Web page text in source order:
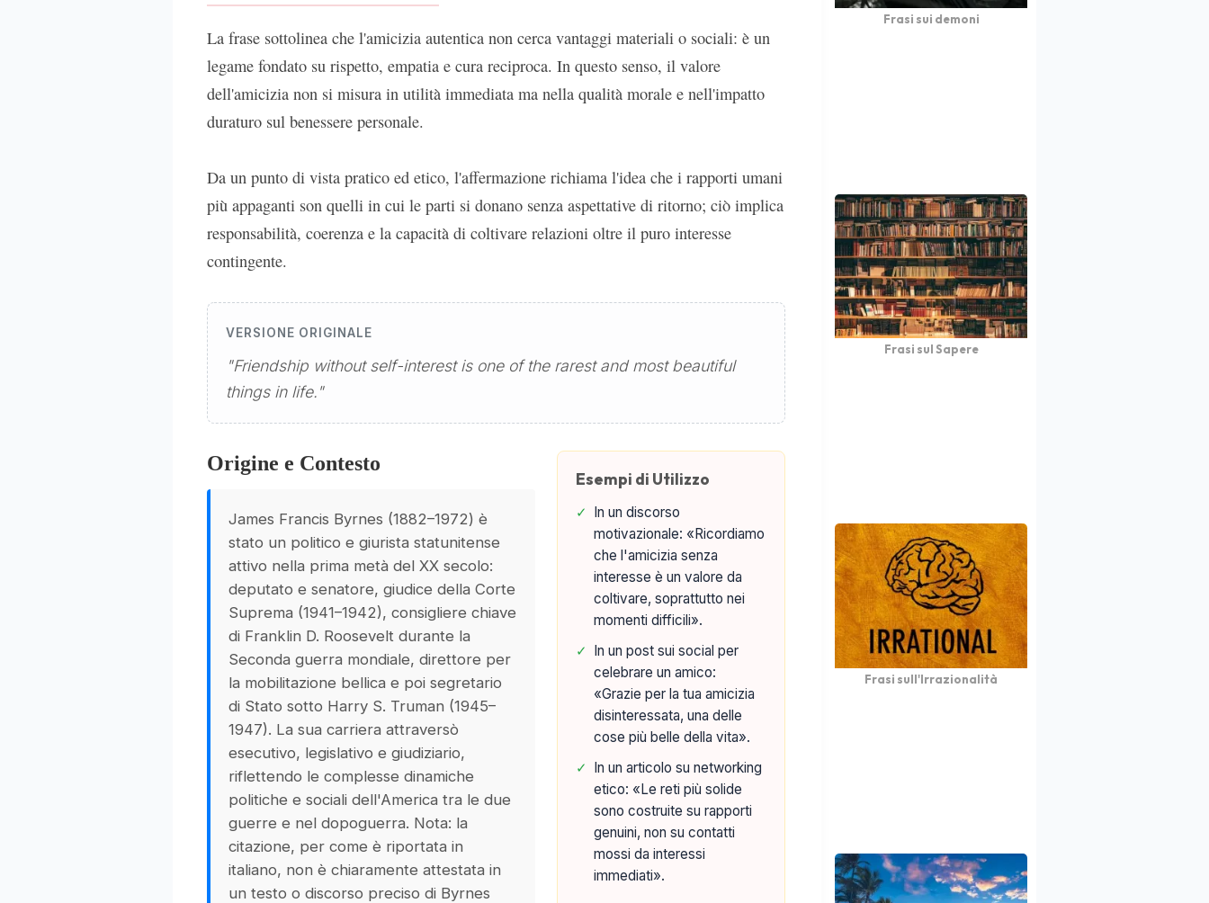
La frase sottolinea che l'amicizia autentica non cerca vantaggi materiali o sociali: è un
legame fondato su rispetto, empatia e cura reciproca. In questo senso, il valore
dell'amicizia non si misura in utilità immediata ma nella qualità morale e nell'impatto
duraturo sul benessere personale.
Da un punto di vista pratico ed etico, l'affermazione richiama l'idea che i rapporti umani
più appaganti son quelli in cui le parti si donano senza aspettative di ritorno; ciò implica
responsabilità, coerenza e la capacità di coltivare relazioni oltre il puro interesse
contingente.
VERSIONE ORIGINALE
"Friendship without self-interest is one of the rarest and most beautiful
things in life."
Origine e Contesto
James Francis Byrnes (1882–1972) è
stato un politico e giurista statunitense
attivo nella prima metà del XX secolo:
deputato e senatore, giudice della Corte
Suprema (1941–1942), consigliere chiave
di Franklin D. Roosevelt durante la
Seconda guerra mondiale, direttore per
la mobilitazione bellica e poi segretario
di Stato sotto Harry S. Truman (1945–
1947). La sua carriera attraversò
esecutivo, legislativo e giudiziario,
riflettendo le complesse dinamiche
politiche e sociali dell'America tra le due
guerre e nel dopoguerra. Nota: la
citazione, per come è riportata in
italiano, non è chiaramente attestata in
un testo o discorso preciso di Byrnes
Esempi di Utilizzo
✓ In un discorso
motivazionale: «Ricordiamo
che l'amicizia senza
interesse è un valore da
coltivare, soprattutto nei
momenti difficili».
✓ In un post sui social per
celebrare un amico:
«Grazie per la tua amicizia
disinteressata, una delle
cose più belle della vita».
✓ In un articolo su networking
etico: «Le reti più solide
sono costruite su rapporti
genuini, non su contatti
mossi da interessi
immediati».
Frasi sui demoni
Frasi sul Sapere
Frasi sull'Irrazionalità